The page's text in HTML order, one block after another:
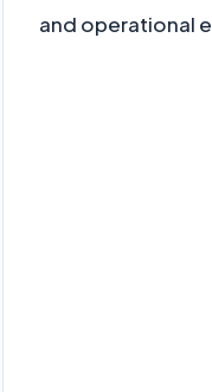
and operational